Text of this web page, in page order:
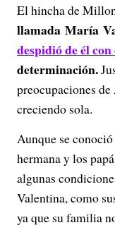
El hincha de
llamada María
despidió de él
determinación.
preocupaciones
creciendo sola.
Aunque se
hermana y los
algunas
Valentina, como
ya que su familia